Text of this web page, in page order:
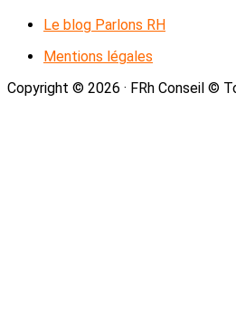
Le blog Parlons RH
Mentions légales
Copyright © 2026 · FRh Conseil ©